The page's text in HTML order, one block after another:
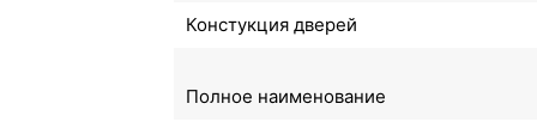
Констукция дверей
Полное наименование